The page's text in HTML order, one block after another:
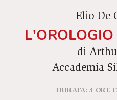
Elio De
di
Accademia
DURATA: 3 ORE